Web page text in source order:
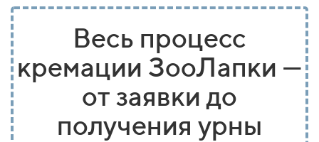
Весь процесс
кремации ЗооЛапки —
от заявки до
получения урны